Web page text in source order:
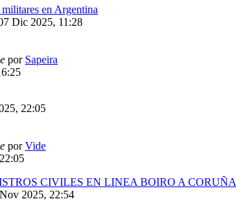
en Argentina
Dic 2025, 11:28
por Sapeira
22:05
porVide
CIVILES EN LINEA BOIRO A CORUÑA
2025, 22:54